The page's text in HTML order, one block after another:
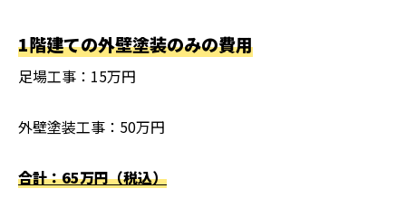
1階建ての外壁塗装のみの費用
足場工事：15万円
外壁塗装工事：50万円
合計：65万円（税込）